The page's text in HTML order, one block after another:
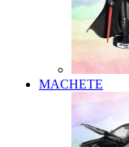
MACHETE